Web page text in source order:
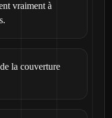
vraiment à
la couverture